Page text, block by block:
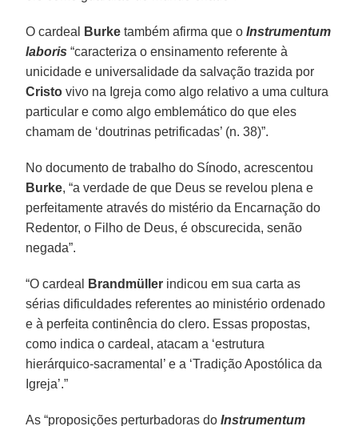
O cardeal Burke também afirma que oInstrumentum
laboris “caracteriza o ensinamento referente à
unicidade e universalidade da salvação trazida por
Cristo vivo na Igreja como algo relativo a uma cultura
particular e como algo emblemático do que eles
chamam de ‘doutrinas petrificadas’ (n. 38)”.
No documento de trabalho do Sínodo, acrescentou
Burke, “a verdade de que Deus se revelou plena e
perfeitamente através do mistério da Encarnação do
Redentor, o Filho de Deus, é obscurecida, senão
negada”.
“O cardeal Brandmüller indicou em sua carta as
sérias dificuldades referentes ao ministério ordenado
e à perfeita continência do clero. Essas propostas,
como indica o cardeal, atacam a ‘estrutura
hierárquico-sacramental’ e a ‘Tradição Apostólica da
Igreja’.”
As “proposições perturbadoras doInstrumentum